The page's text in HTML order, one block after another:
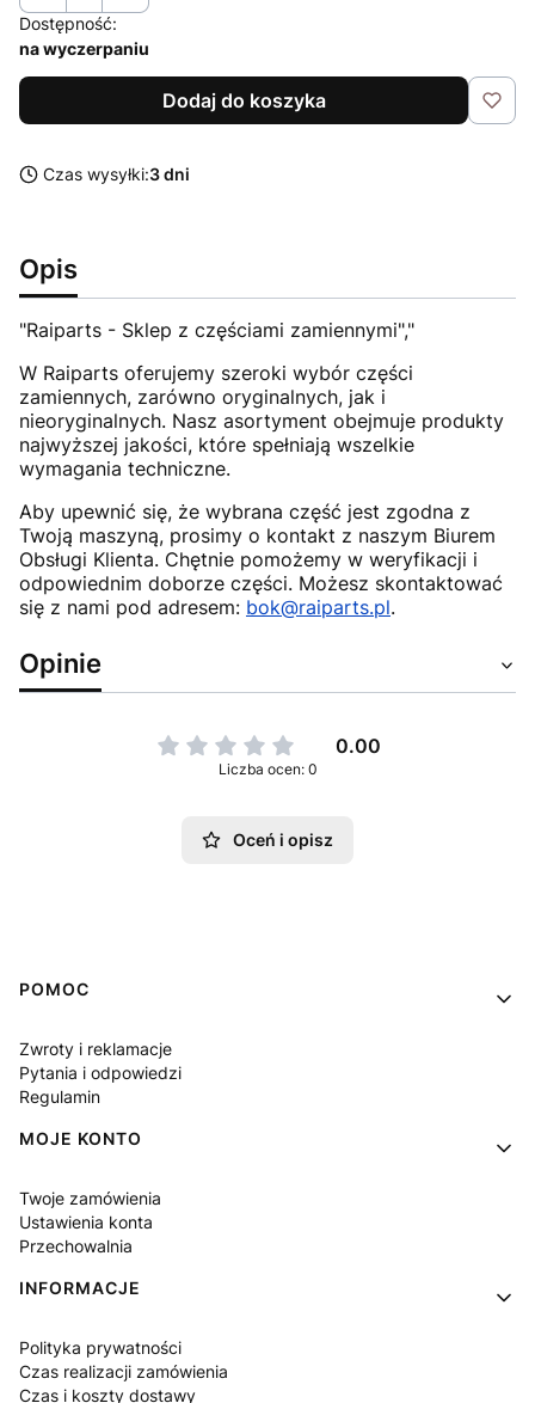
Dostępność:
na wyczerpaniu
Dodaj do koszyka
Czas wysyłki:3 dni
Opis
"Raiparts - Sklep z częściami zamiennymi","
W Raiparts oferujemy szeroki wybór części
zamiennych, zarówno oryginalnych, jak i
nieoryginalnych. Nasz asortyment obejmuje produkty
najwyższej jakości, które spełniają wszelkie
wymagania techniczne.
Aby upewnić się, że wybrana część jest zgodna z
Twoją maszyną, prosimy o kontakt z naszym Biurem
Obsługi Klienta. Chętnie pomożemy w weryfikacji i
odpowiednim doborze części. Możesz skontaktować
się z nami pod adresem: bok@raiparts.pl.
Opinie
0.00
Liczba ocen: 0
Oceń i opisz
Linki w stopce
POMOC
Zwroty i reklamacje
Pytania i odpowiedzi
Regulamin
MOJE KONTO
Twoje zamówienia
Ustawienia konta
Przechowalnia
INFORMACJE
Polityka prywatności
Czas realizacji zamówienia
Czas i koszty dostawy